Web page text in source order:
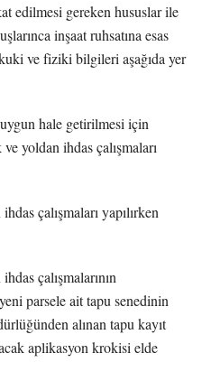
edilmesi gereken hususlar ile
inşaat ruhsatına esas
ve fiziki bilgileri aşağıda yer
uygun hale getirilmesi için
yoldan ihdas çalışmaları
çalışmaları yapılırken
çalışmalarının
parsele ait tapu senedinin
alınan tapu kayıt
aplikasyon krokisi elde